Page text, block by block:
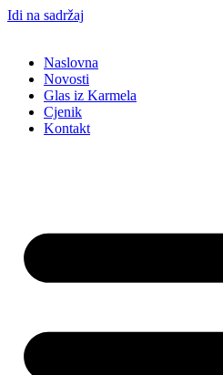
Idi na sadržaj
Naslovna
Novosti
Glas iz Karmela
Cjenik
Kontakt